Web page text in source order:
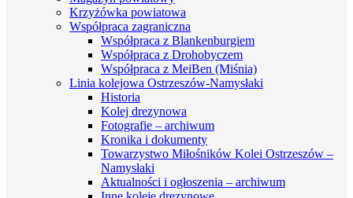
Krzyżówka powiatowa
Współpraca zagraniczna
Współpraca z Blankenburgiem
Współpraca z Drohobyczem
Współpraca z MeiBen (Miśnia)
Linia kolejowa Ostrzeszów-Namysłaki
Historia
Kolej drezynowa
Fotografie – archiwum
Kronika i dokumenty
Towarzystwo Miłośników Kolei Ostrzeszów –
Namysłaki
Aktualności i ogłoszenia – archiwum